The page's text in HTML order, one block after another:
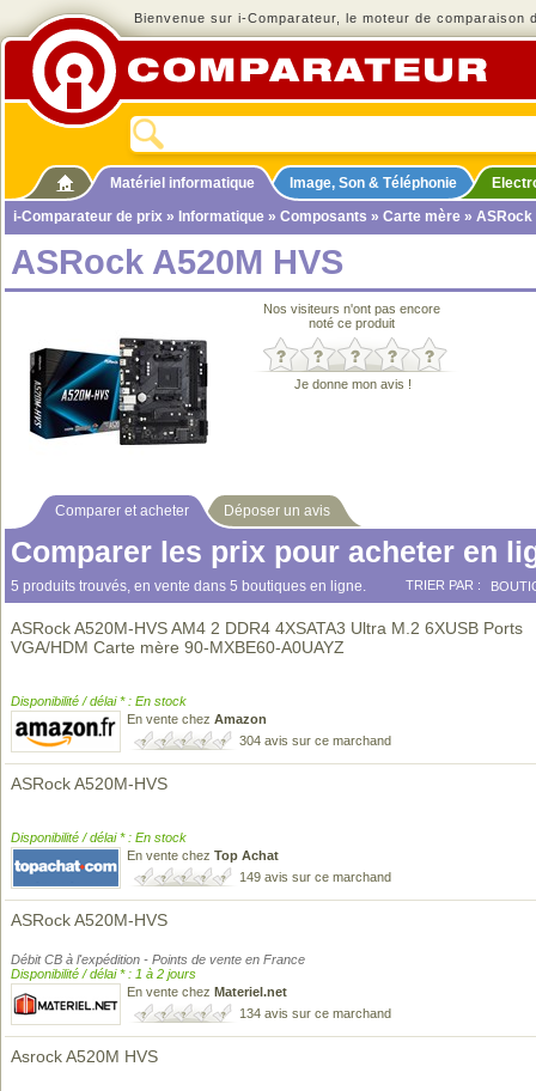
Bienvenue sur i-Comparateur, le moteur de comparaison
Matériel informatique Image, Son & Téléphonie
i-Comparateur de prix » Informatique » Composants » Carte mère » ASRock
ASRock A520M HVS
Nos visiteurs n'ont pas encore
noté ce produit
Je donne mon avis !
Comparer et acheter Déposer un avis
Comparer les prix pour acheter en
5 produits trouvés, en vente dans 5 boutiques en ligne. TRIER PAR :
ASRock A520M-HVS AM4 2 DDR4 4XSATA3 Ultra M.2 6XUSB Ports
VGA/HDM Carte mère 90-MXBE60-A0UAYZ
Disponibilité / délai * : En stock
En vente chez Amazon
304 avis sur ce marchand
ASRock A520M-HVS
Disponibilité / délai * : En stock
En vente chez Top Achat
149 avis sur ce marchand
ASRock A520M-HVS
Débit CB à l'expédition - Points de vente en France
Disponibilité / délai * : 1 à 2 jours
En vente chez Materiel.net
134 avis sur ce marchand
Asrock A520M HVS